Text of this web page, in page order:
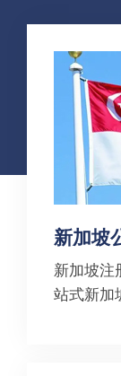
新加坡
新加坡注
站式新加